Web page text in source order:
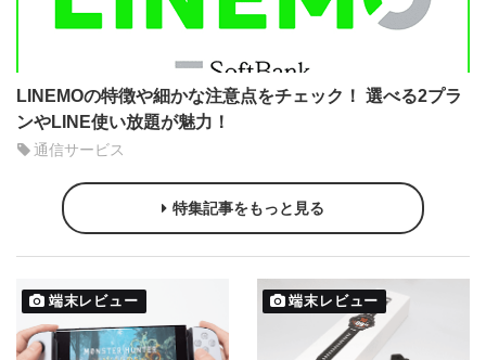
LINEMOの特徴や細かな注意点をチェック！ 選べる2プラ
ンやLINE使い放題が魅力！
通信サービス
特集記事をもっと見る
端末レビュー 端末レビュー